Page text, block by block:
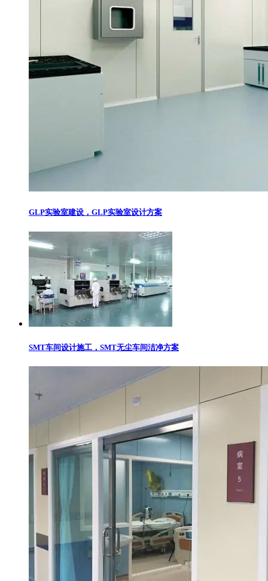
GLP实验室建设，GLP实验室设计方案
SMT车间设计施工，SMT无尘车间洁净方案